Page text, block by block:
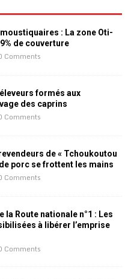
: La zone Oti-
de couverture
Comments
formés aux
des caprins
Comments
de « Tchoukoutou
porc se frottent les mains
Comments
la Route nationale n°1 : Les
à libérer l’emprise
Comments